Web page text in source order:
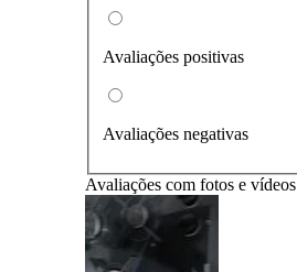
Avaliações positivas
Avaliações negativas
Avaliações com fotos e vídeos